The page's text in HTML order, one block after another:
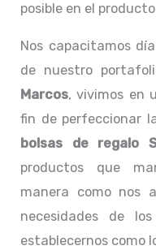
posible en el
Nos capacitamos
de nuestro
Marcos, vivimos en
fin de perfeccionar
bolsas de regalo
productos que
manera como nos
necesidades de
establecernos como